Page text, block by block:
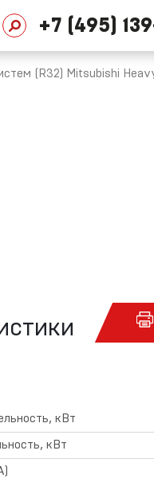
+7 (495)
(R32) Mitsubishi
кВт
кВт